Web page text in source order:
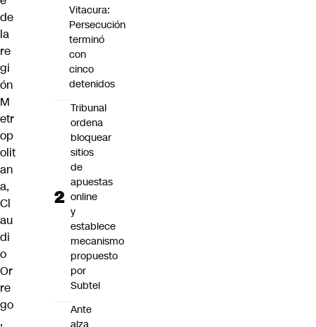
de
la
re
gi
ón
M
etr
op
olit
an
a,
Cl
au
di
o
Or
re
go
,
Vitacura:
Persecución
terminó
con
cinco
detenidos
Tribunal
ordena
bloquear
sitios
de
apuestas
online
y
establece
mecanismo
propuesto
por
Subtel
Ante
alza